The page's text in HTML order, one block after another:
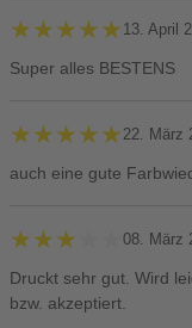
★★★★★
★★★★★ 13. April
Super alles BESTENS
★★★★★
★★★★★ 22. März
auch eine gute
★★★★★
★★★★★ 08. März
Druckt sehr gut. Wird
bzw. akzeptiert.